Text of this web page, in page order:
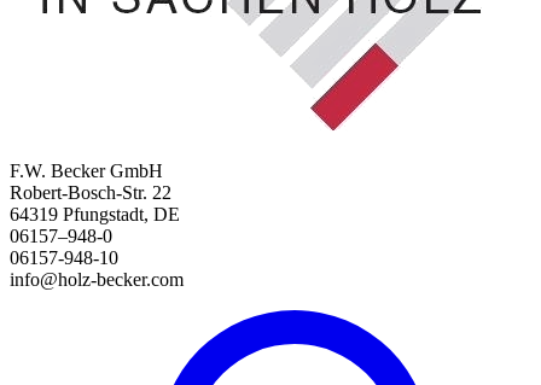
F.W. Becker GmbH
Robert-Bosch-Str. 22
64319 Pfungstadt, DE
06157–948-0
06157-948-10
info@holz-becker.com